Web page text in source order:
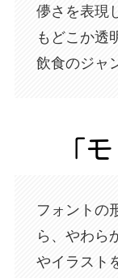
儚さを表現
もどこか透
飲食のジャ
フォントの
ら、やわら
やイラスト